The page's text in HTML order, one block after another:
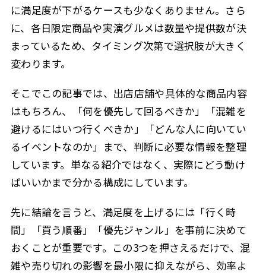
に満足度が下がるケースも少なくありません。さら
に、各日限定商品や実演グルメは数量や提供数が決
まっているため、タイミング次第で選択肢が大きく
変わります。
そこでこの記事では、出店店舗や具体的な商品内容
はもちろん、「何を優先して回るべきか」「混雑を
避けるにはいつ行くべきか」「どんな人に向いてい
るイベントなのか」まで、判断に必要な情報を整理
しています。単なる紹介ではなく、実際にどう動け
ばいいかまで分かる構成にしています。
先に結論を言うと、満足度を上げるには「行く時
間」「買う順番」「優先ジャンル」を事前に決めて
おくことが重要です。この3つを押さえるだけで、混
雑や売り切れの影響を最小限に抑えながら、効率よ